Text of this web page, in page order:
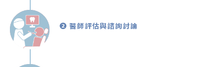
❷ 醫師評估與諮詢討論